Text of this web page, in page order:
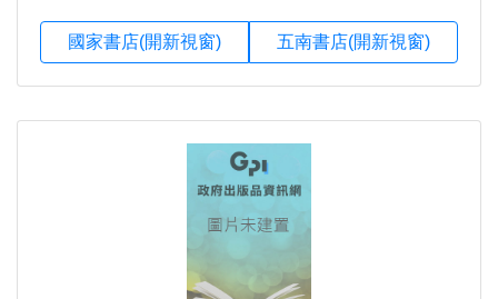
國家書店(開新視窗) 五南書店(開新視窗)